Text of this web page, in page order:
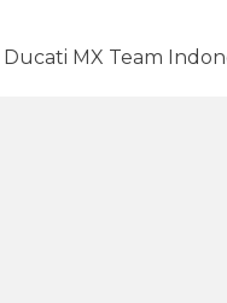
MX Team